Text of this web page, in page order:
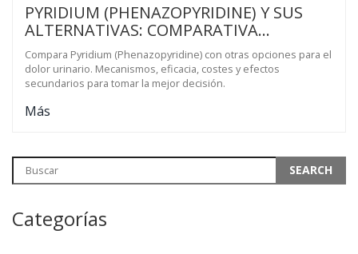
PYRIDIUM (PHENAZOPYRIDINE) Y SUS
ALTERNATIVAS: COMPARATIVA
COMPLETA
Compara Pyridium (Phenazopyridine) con otras opciones para el
dolor urinario. Mecanismos, eficacia, costes y efectos
secundarios para tomar la mejor decisión.
Más
Categorías